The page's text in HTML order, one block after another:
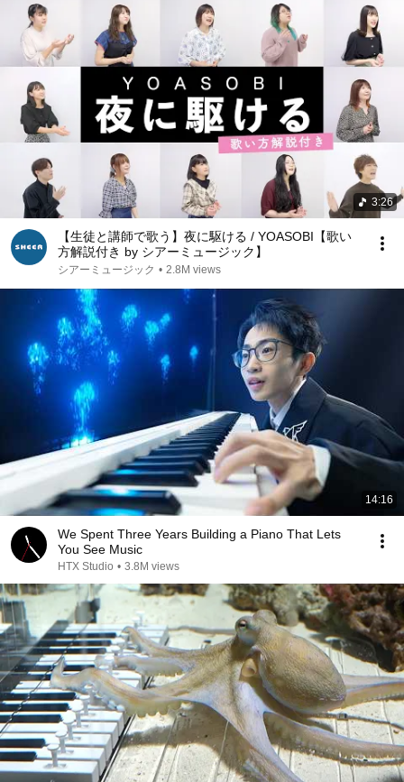
3:26
【生徒と講師で歌う】夜に駆ける / YOASOBI【歌い
方解説付き by シアーミュージック】
シアーミュージック • 2.8M views
14:16
We Spent Three Years Building a Piano That Lets
You See Music
HTX Studio • 3.8M views